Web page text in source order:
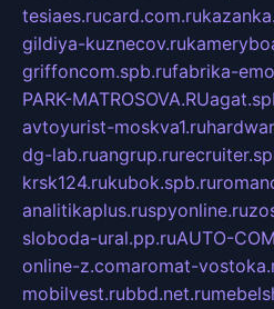
tesiaes.rucard.com.ru
gildiya-kuznecov.ru
griffoncom.spb.rufabrika-
PARK-MATROSOVA.RU
avtoyurist-moskva1.ru
dg-lab.ruangrup.ru
krsk124.rukubok.spb.ru
analitikaplus.ruspyonline.ru
sloboda-ural.pp.ruAUTO-
online-z.comaromat-
mobilvest.rubbd.net.ru